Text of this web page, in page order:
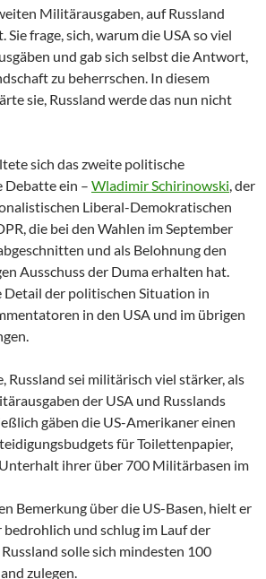
Militärausgaben, auf Russland
Sie frage, sich, warum die USA so viel
und gab sich selbst die Antwort,
zu beherrschen. In diesem
sie, Russland werde das nun nicht
sich das zweite politische
Debatte ein – Wladimir Schirinowski, der
Liberal-Demokratischen
die bei den Wahlen im September
und als Belohnung den
Ausschuss der Duma erhalten hat.
Detail der politischen Situation in
in den USA und im übrigen
Russland sei militärisch viel stärker, als
der USA und Russlands
gäben die US-Amerikaner einen
für Toilettenpapier,
ihrer über 700 Militärbasen im
Bemerkung über die US-Basen, hielt er
und schlug im Lauf der
solle sich mindesten 100
zulegen.